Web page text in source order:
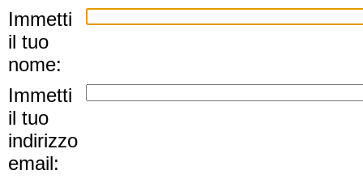
Immetti
il tuo
nome:
Immetti
il tuo
indirizzo
email: